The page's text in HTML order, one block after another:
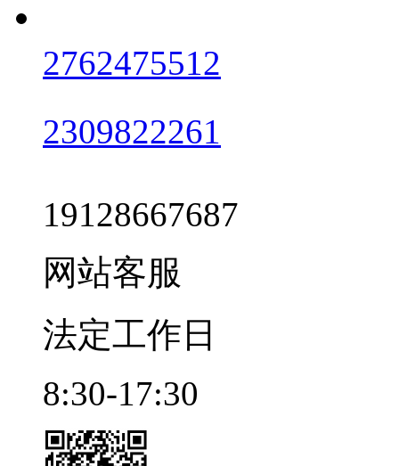
2762475512
2309822261
19128667687
网站客服
法定工作日
8:30-17:30